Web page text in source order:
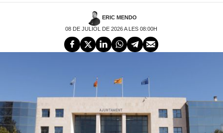
ERIC MENDO
08 DE JULIOL DE 2026 A LES 08:00H